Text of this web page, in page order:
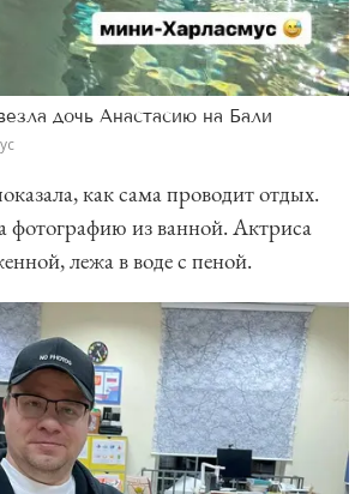
дочь Анастасию на Бали
как сама проводит отдых.
фотографию из ванной. Актриса
лежа в воде с пеной.